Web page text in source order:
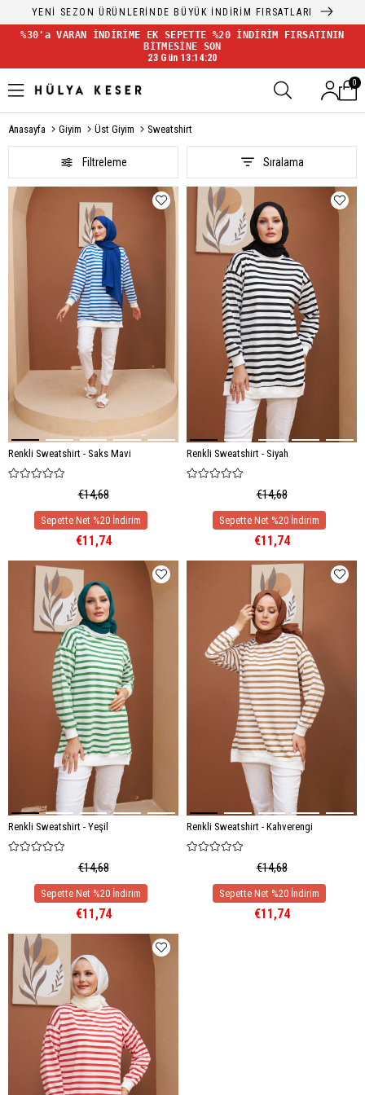
YENİ SEZON ÜRÜNLERİNDE BÜYÜK İNDİRİM FIRSATLARI
%30'a VARAN İNDİRİME EK SEPETTE %20 İNDİRİM FIRSATININ
BİTMESİNE SON
23 Gün 13:14:20
0
Anasayfa Giyim Üst Giyim Sweatshirt
Filtreleme Sıralama
Renkli Sweatshirt - Saks Mavi
€14,68
€11,74
Renkli Sweatshirt - Siyah
€14,68
€11,74
Renkli Sweatshirt - Yeşil
€14,68
€11,74
Renkli Sweatshirt - Kahverengi
€14,68
€11,74